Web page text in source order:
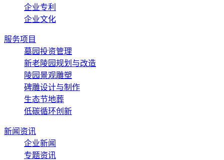
企业专利
企业文化
服务项目
墓园投资管理
新老陵园规划与改造
陵园景观雕塑
碑雕设计与制作
生态节地葬
低碳循环创新
新闻资讯
企业新闻
专题资讯